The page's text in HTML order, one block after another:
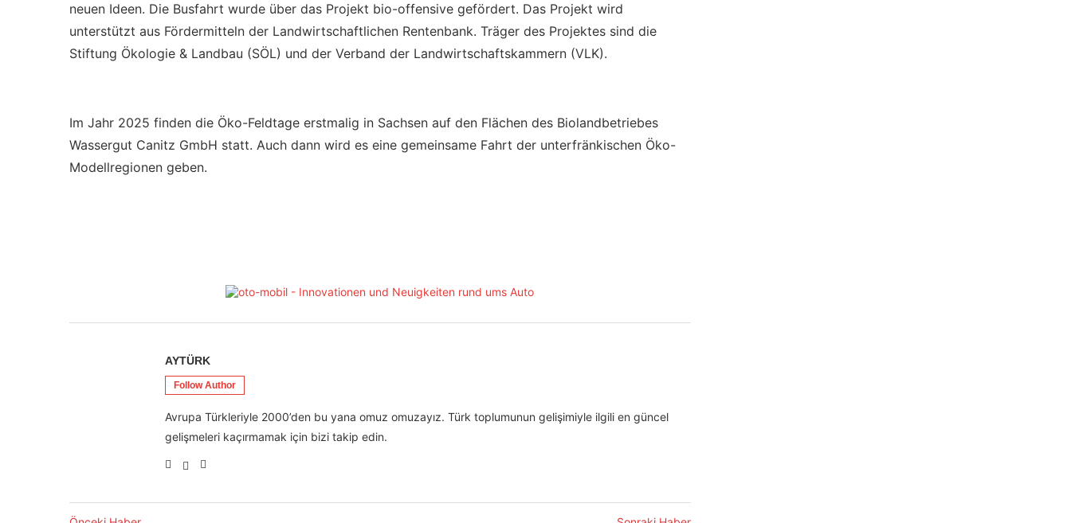
neuen Ideen. Die Busfahrt wurde über das Projekt bio-offensive gefördert. Das Projekt wird
unterstützt aus Fördermitteln der Landwirtschaftlichen Rentenbank. Träger des Projektes sind die
Stiftung Ökologie & Landbau (SÖL) und der Verband der Landwirtschaftskammern (VLK).
Im Jahr 2025 finden die Öko-Feldtage erstmalig in Sachsen auf den Flächen des Biolandbetriebes
Wassergut Canitz GmbH statt. Auch dann wird es eine gemeinsame Fahrt der unterfränkischen Öko-
Modellregionen geben.
AYTÜRK
Follow Author
Avrupa Türkleriyle 2000’den bu yana omuz omuzayız. Türk toplumunun gelişimiyle ilgili en güncel
gelişmeleri kaçırmamak için bizi takip edin.